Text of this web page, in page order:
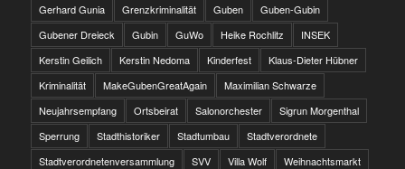
Gerhard Gunia
Grenzkriminalität Guben
Guben-Gubin
Gubener Dreieck
Gubin GuWo Heike Rochlitz
INSEK
Kerstin Geilich
Kerstin Nedoma Kinderfest
Klaus-Dieter Hübner
Kriminalität
MakeGubenGreatAgain
Maximilian Schwarze
Neujahrsempfang
Ortsbeirat Salonorchester
Sigrun Morgenthal
Sperrung
Stadthistoriker Stadtumbau
Stadtverordnete
Stadtverordnetenversammlung
SVV Villa Wolf Weihnachtsmarkt